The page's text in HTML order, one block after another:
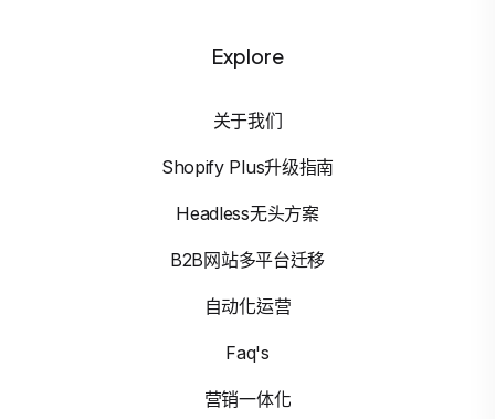
Explore
关于我们
Shopify Plus升级指南
Headless无头方案
B2B网站多平台迁移
自动化运营
Faq's
营销一体化